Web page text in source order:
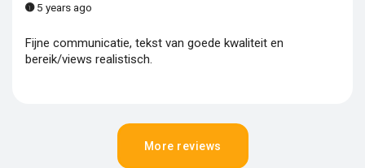
5 years ago
Fijne communicatie, tekst van goede kwaliteit en
bereik/views realistisch.
More reviews